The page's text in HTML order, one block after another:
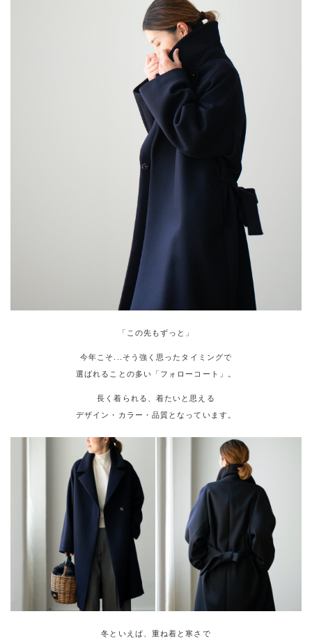
「この先もずっと」
今年こそ...そう強く思ったタイミングで
選ばれることの多い「フォローコート」。
長く着られる、着たいと思える
デザイン・カラー・品質となっています。
冬といえば、重ね着と寒さで